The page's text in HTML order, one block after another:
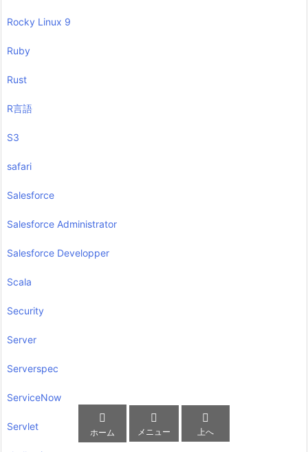
Rocky Linux 9
Ruby
Rust
R言語
S3
safari
Salesforce
Salesforce Administrator
Salesforce Developper
Scala
Security
Server
Serverspec
ServiceNow
Servlet

ホーム

メニュー

上へ